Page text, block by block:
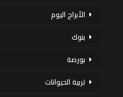
الأبراج اليوم
بنوك
بورصة
تربية الحيوانات